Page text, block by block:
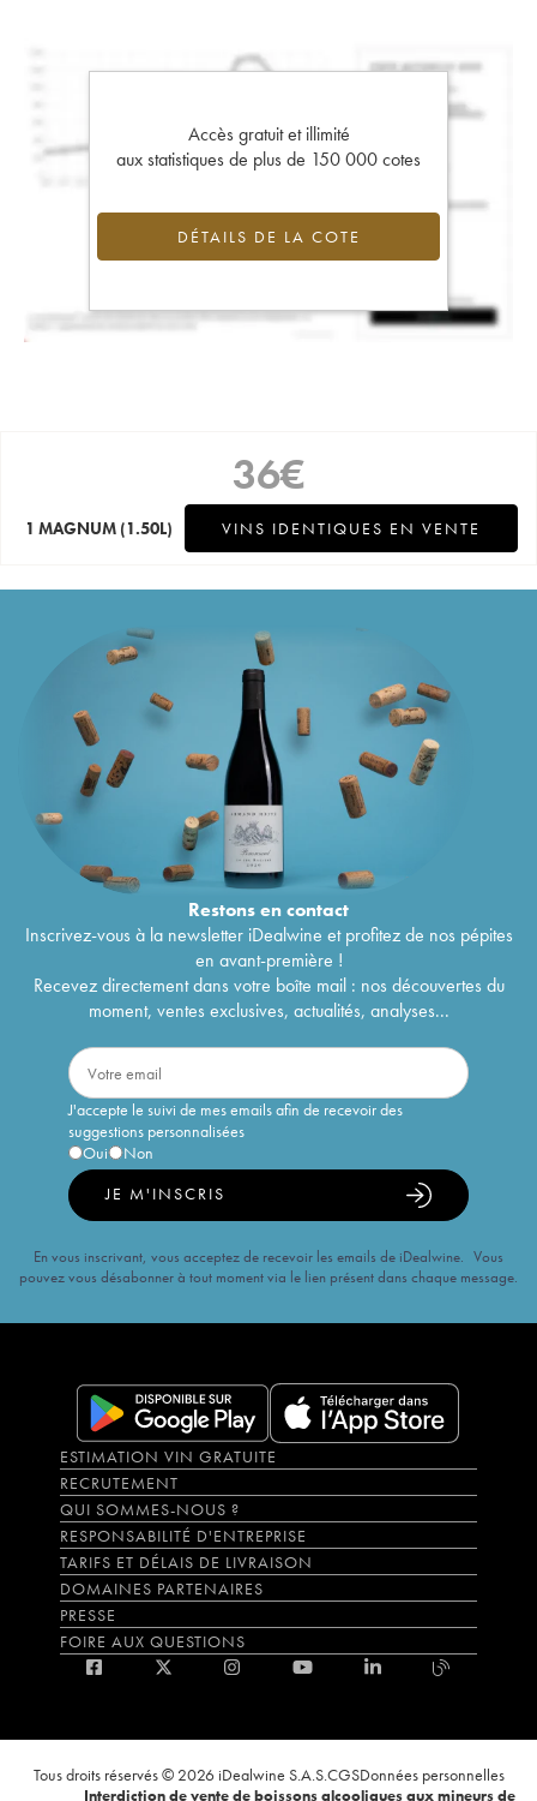
Accès gratuit et illimité
aux statistiques de plus de 150 000 cotes
DÉTAILS DE LA COTE
36€
1 MAGNUM (1.50L) VINS IDENTIQUES EN VENTE
Restons encontact
Inscrivez-vous à la newsletter iDealwine et profitez de nos pépites
en avant-première !
Recevez directement dans votre boîte mail : nos découvertes du
moment, ventes exclusives, actualités, analyses...
J'accepte le suivi de mes emails afin de recevoir des
suggestions personnalisées
Oui
Non
JE M'INSCRIS
En vous inscrivant, vous acceptez de recevoir les emails de iDealwine. Vous
pouvez vous désabonner à tout moment via le lien présent dans chaque message.
ESTIMATION VIN GRATUITE
RECRUTEMENT
QUI SOMMES-NOUS ?
RESPONSABILITÉ D'ENTREPRISE
TARIFS ET DÉLAIS DE LIVRAISON
DOMAINES PARTENAIRES
PRESSE
FOIRE AUX QUESTIONS
Tous droits réservés © 2026 iDealwine S.A.S.CGSDonnées personnelles
Interdiction de vente de boissons alcooliques aux mineurs de